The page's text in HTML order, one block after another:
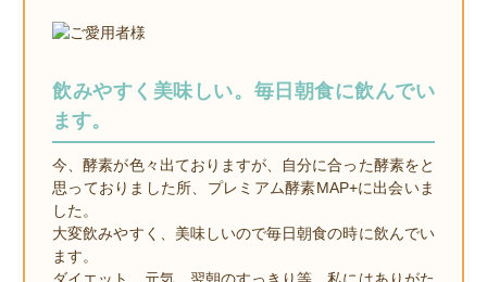
飲みやすく美味しい。毎日朝食に飲んでい
ます。
今、酵素が色々出ておりますが、自分に合った酵素をと
思っておりました所、プレミアム酵素MAP+に出会いま
した。
大変飲みやすく、美味しいので毎日朝食の時に飲んでい
ます。